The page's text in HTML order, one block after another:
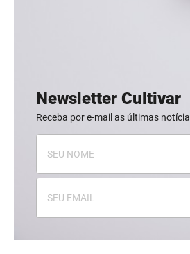
Newsletter Cultivar
Receba por e-mail as últimas